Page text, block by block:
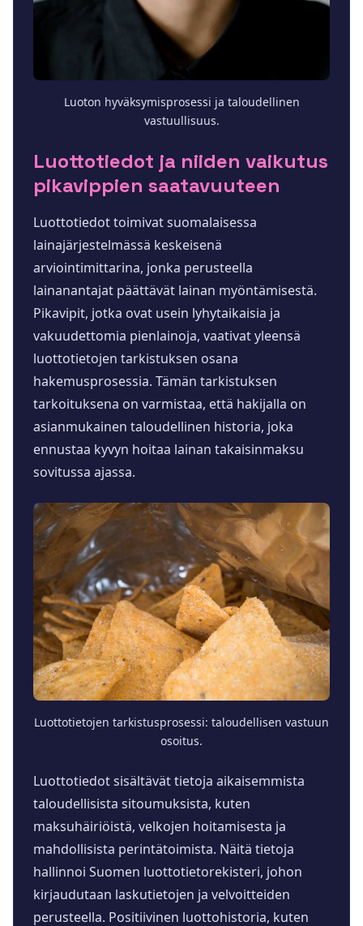
Luoton hyväksymisprosessi ja taloudellinen
vastuullisuus.
Luottotiedot ja niiden vaikutus
pikavippien saatavuuteen
Luottotiedot toimivat suomalaisessa
lainajärjestelmässä keskeisenä
arviointimittarina, jonka perusteella
lainanantajat päättävät lainan myöntämisestä.
Pikavipit, jotka ovat usein lyhytaikaisia ja
vakuudettomia pienlainoja, vaativat yleensä
luottotietojen tarkistuksen osana
hakemusprosessia. Tämän tarkistuksen
tarkoituksena on varmistaa, että hakijalla on
asianmukainen taloudellinen historia, joka
ennustaa kyvyn hoitaa lainan takaisinmaksu
sovitussa ajassa.
Luottotietojen tarkistusprosessi: taloudellisen vastuun
osoitus.
Luottotiedot sisältävät tietoja aikaisemmista
taloudellisista sitoumuksista, kuten
maksuhäiriöistä, velkojen hoitamisesta ja
mahdollisista perintätoimista. Näitä tietoja
hallinnoi Suomen luottotietorekisteri, johon
kirjaudutaan laskutietojen ja velvoitteiden
perusteella. Positiivinen luottohistoria, kuten